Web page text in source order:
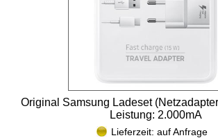
Original Samsung Ladeset
Leistung: 2.000mA
Lieferzeit: auf Anfrage